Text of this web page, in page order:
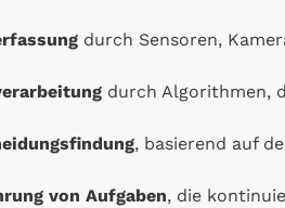
durch Sensoren,
durch Algorithmen,
, basierend auf
von Aufgaben, die